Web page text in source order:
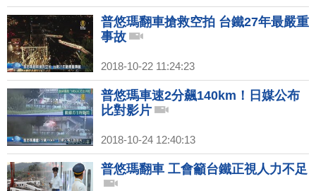
普悠瑪翻車搶救空拍 台鐵27年最嚴重
事故
2018-10-22 11:24:23
普悠瑪車速2分飆140km！日媒公布
比對影片
2018-10-24 12:40:13
普悠瑪翻車 工會籲台鐵正視人力不足